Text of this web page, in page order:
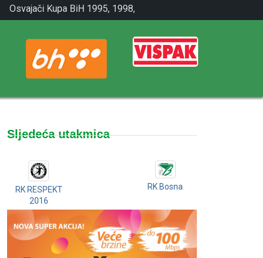
Osvajači Kupa BiH 1995, 1998,
2001.
Sljedeća utakmica
RK RESPEKT
2016
RK Bosna